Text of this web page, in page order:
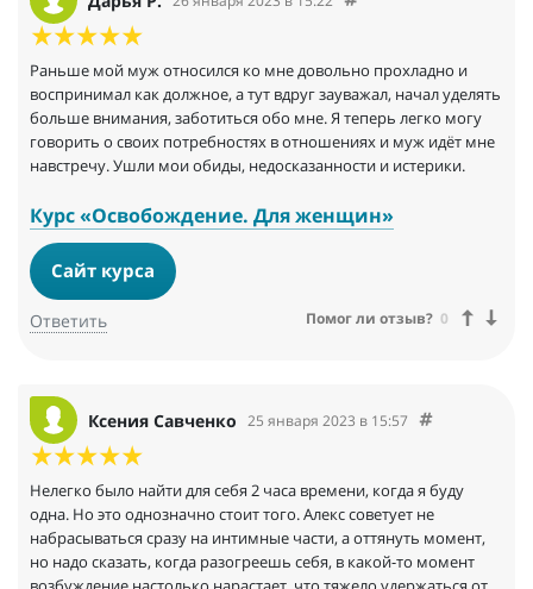
Раньше мой муж относился ко мне довольно прохладно и
воспринимал как должное, а тут вдруг зауважал, начал уделять
больше внимания, заботиться обо мне. Я теперь легко могу
говорить о своих потребностях в отношениях и муж идёт мне
навстречу. Ушли мои обиды, недосказанности и истерики.
Курс «Освобождение. Для женщин»
Сайт курса
Ответить Помог ли отзыв? 0
Ксения Савченко 25 января 2023 в 15:57
Нелегко было найти для себя 2 часа времени, когда я буду
одна. Но это однозначно стоит того. Алекс советует не
набрасываться сразу на интимные части, а оттянуть момент,
но надо сказать, когда разогреешь себя, в какой-то момент